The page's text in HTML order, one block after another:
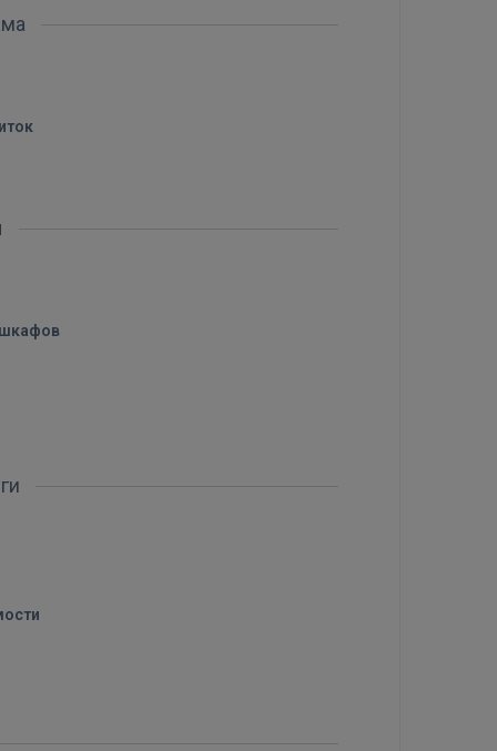
шкафов